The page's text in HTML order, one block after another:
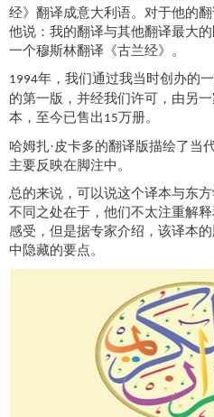
经》翻译成意大利语。对于他的
他说：我的翻译与其他翻译最大
一个穆斯林翻译《古兰经》。
1994年，我们通过我当时创办的
的第一版，并经我们许可，由另
本，至今已售出 15万册。
哈姆扎·皮卡多的翻译版描绘了当
主要反映在脚注中。
总的来说，可以说这个译本与东
不同之处在于，他们不太注重解释
感受，但是据专家介绍， 该译本
中隐藏的要点。